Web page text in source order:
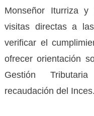
Monseñor Iturriza y
visitas directas a
verificar el
ofrecer orientación
Gestión
recaudación del Inces.